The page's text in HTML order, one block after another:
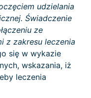
udzielania
Świadczenie
ze
z zakresu leczenia
się w wykazie
wskazania, iż
leczenia